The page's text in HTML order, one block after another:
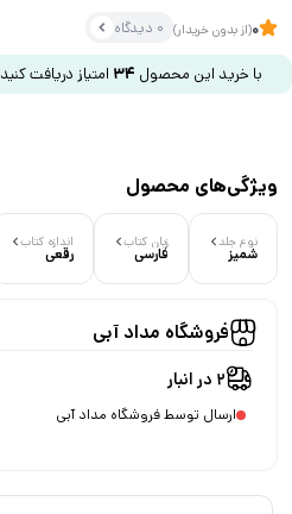
0(از بدون خریدار) 0 دیدگاه
با خرید این محصول 34 امتیاز دریافت کنید
ویژگی‌های محصول
نوع جلد
شمیز
زبان کتاب
فارسی
اندازه کتاب
رقعی
فروشگاه مداد آبی
2 در انبار
ارسال توسط فروشگاه مداد آبی